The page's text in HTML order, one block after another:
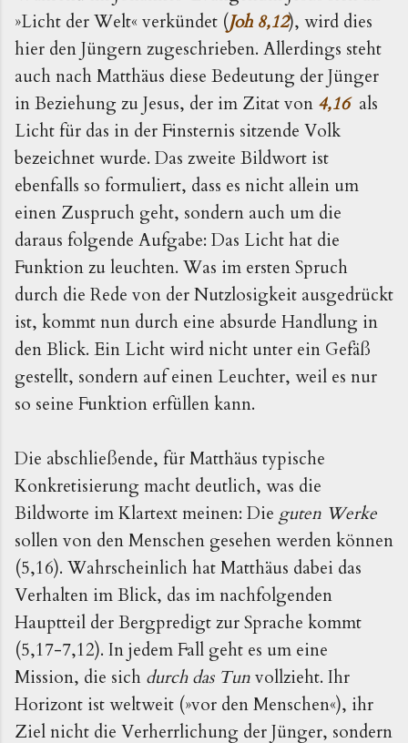
»Licht der Welt« verkündet (Joh 8,12), wird dies
hier den Jüngern zugeschrieben. Allerdings steht
auch nach Matthäus diese Bedeutung der Jünger
in Beziehung zu Jesus, der im Zitat von 4,16als
Licht für das in der Finsternis sitzende Volk
bezeichnet wurde. Das zweite Bildwort ist
ebenfalls so formuliert, dass es nicht allein um
einen Zuspruch geht, sondern auch um die
daraus folgende Aufgabe: Das Licht hat die
Funktion zu leuchten. Was im ersten Spruch
durch die Rede von der Nutzlosigkeit ausgedrückt
ist, kommt nun durch eine absurde Handlung in
den Blick. Ein Licht wird nicht unter ein Gefäß
gestellt, sondern auf einen Leuchter, weil es nur
so seine Funktion erfüllen kann.
Die abschließende, für Matthäus typische
Konkretisierung macht deutlich, was die
Bildworte im Klartext meinen: Die guten Werke
sollen von den Menschen gesehen werden können
(5,16). Wahrscheinlich hat Matthäus dabei das
Verhalten im Blick, das im nachfolgenden
Hauptteil der Bergpredigt zur Sprache kommt
(5,17-7,12). In jedem Fall geht es um eine
Mission, die sich durch das Tunvollzieht. Ihr
Horizont ist weltweit (»vor den Menschen«), ihr
Ziel nicht die Verherrlichung der Jünger, sondern